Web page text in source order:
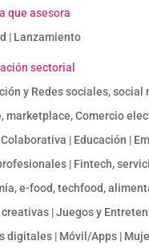
que asesora
| Lanzamiento
sectorial
y Redes sociales, social
marketplace, Comercio
| Educación |
| Fintech,
e-food, techfood,
| Juegos y
digitales | Móvil/Apps |